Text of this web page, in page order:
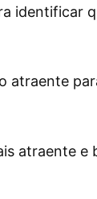
identificar
atraente
atraente e